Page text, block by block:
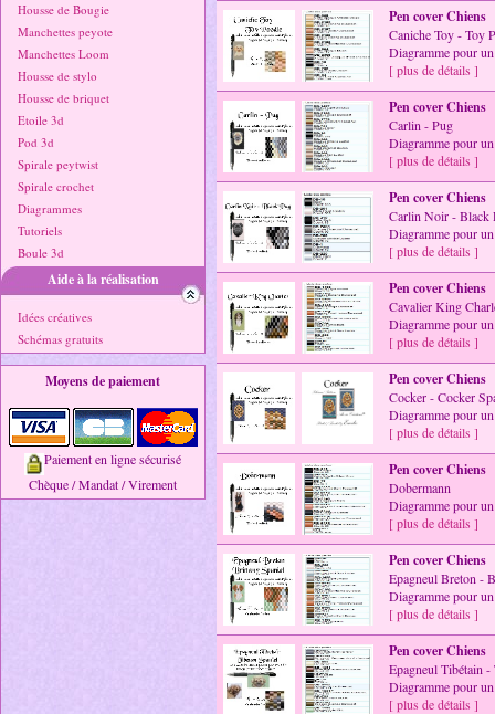
Housse de Bougie
Manchettes peyote
Manchettes Loom
Housse de stylo
Housse de briquet
Etoile 3d
Pod 3d
Spirale peytwist
Spirale crochet
Diagrammes
Tutoriels
Boule 3d
Aide à la réalisation
Idées créatives
Schémas gratuits
Moyens de paiement
Paiement en ligne sécurisé
Chèque / Mandat / Virement
Pen cover Chiens
Caniche Toy - Toy
Diagramme pour
[ plus de détails ]
Pen cover Chiens
Carlin - Pug
Diagramme pour
[ plus de détails ]
Pen cover Chiens
Carlin Noir - Black
Diagramme pour
[ plus de détails ]
Pen cover Chiens
Cavalier King
Diagramme pour
[ plus de détails ]
Pen cover Chiens
Cocker - Cocker
Diagramme pour
[ plus de détails ]
Pen cover Chiens
Dobermann
Diagramme pour
[ plus de détails ]
Pen cover Chiens
Epagneul Breton -
Diagramme pour
[ plus de détails ]
Pen cover Chiens
Epagneul Tibétain -
Diagramme pour
[ plus de détails ]